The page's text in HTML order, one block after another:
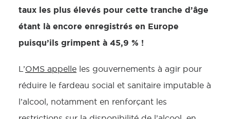
taux les plus élevés pour cette tranche d’âge
étant là encore enregistrés en Europe
puisqu’ils grimpent à 45,9 % !
L’OMS appelle les gouvernements à agir pour
réduire le fardeau social et sanitaire imputable à
l’alcool, notamment en renforçant les